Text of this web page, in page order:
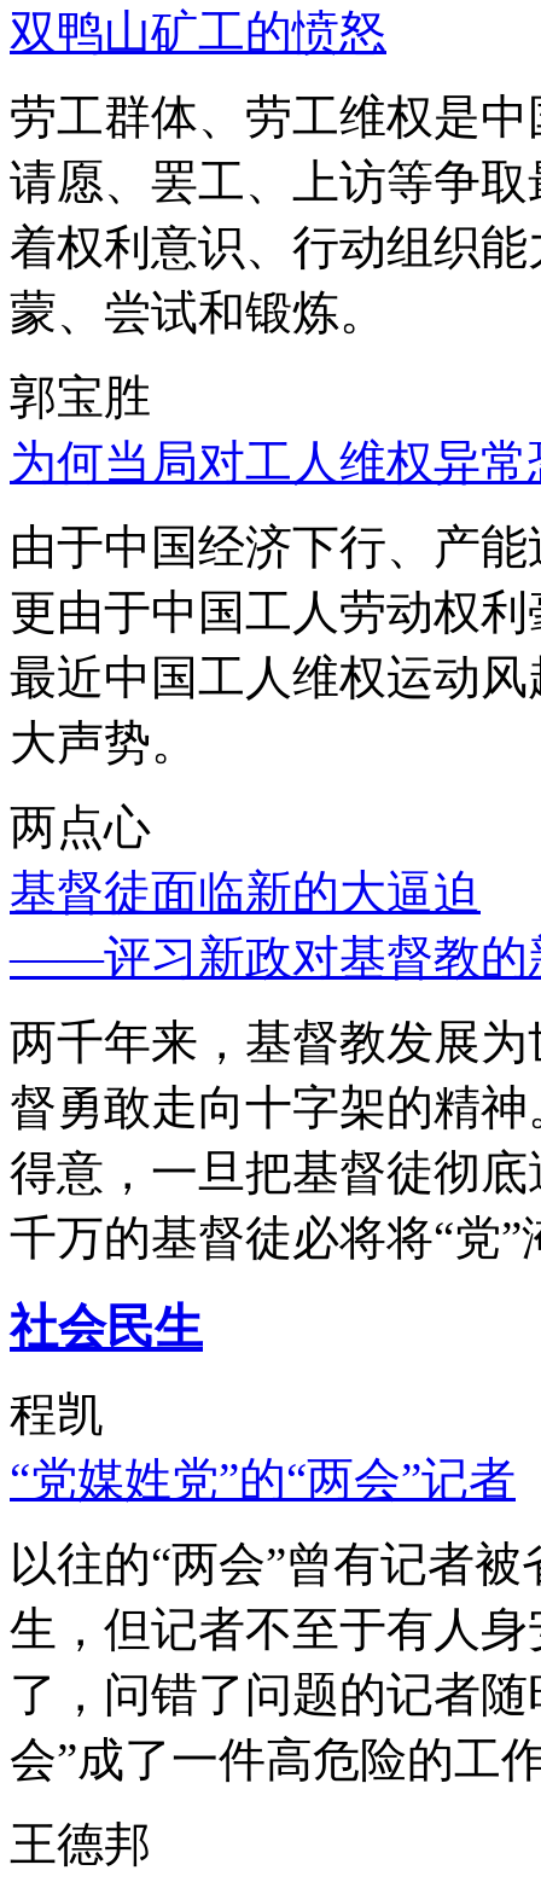
双鸭山矿工的愤怒
劳工群体、劳工维权是
请愿、罢工、上访等争
着权利意识、行动组织
蒙、尝试和锻炼。
郭宝胜
为何当局对工人维权异
由于中国经济下行、产
更由于中国工人劳动权
最近中国工人维权运动
大声势。
两点心
基督徒面临新的大逼迫
——评习新政对基督教的
两千年来，基督教发展
督勇敢走向十字架的精
得意，一旦把基督徒彻
千万的基督徒必将将“党”
社会民生
程凯
“党媒姓党”的“两会”记者
以往的“两会”曾有记者
生，但记者不至于有人
了，问错了问题的记者
会”成了一件高危险的工
王德邦